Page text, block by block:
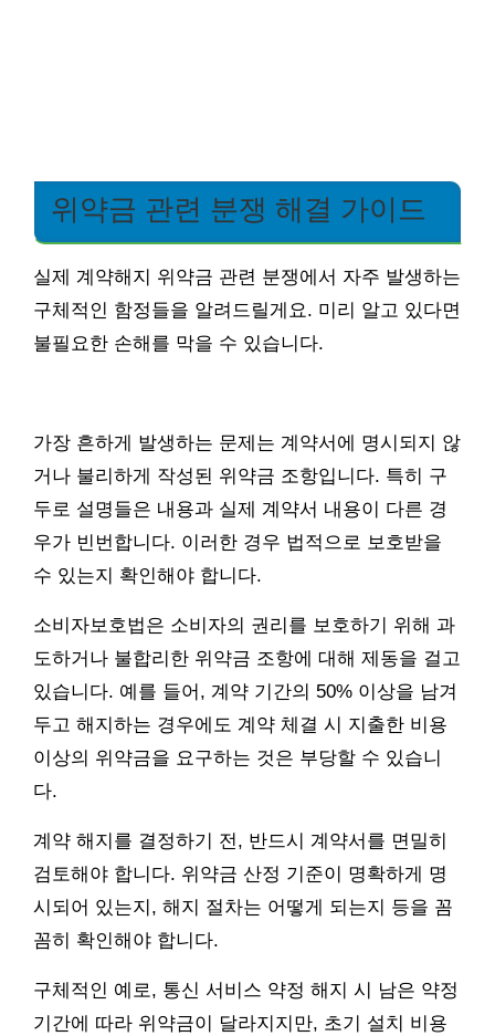
위약금 관련 분쟁 해결 가이드
실제 계약해지 위약금 관련 분쟁에서 자주 발생하는
구체적인 함정들을 알려드릴게요. 미리 알고 있다면
불필요한 손해를 막을 수 있습니다.
가장 흔하게 발생하는 문제는 계약서에 명시되지 않
거나 불리하게 작성된 위약금 조항입니다. 특히 구
두로 설명들은 내용과 실제 계약서 내용이 다른 경
우가 빈번합니다. 이러한 경우 법적으로 보호받을
수 있는지 확인해야 합니다.
소비자보호법은 소비자의 권리를 보호하기 위해 과
도하거나 불합리한 위약금 조항에 대해 제동을 걸고
있습니다. 예를 들어, 계약 기간의 50% 이상을 남겨
두고 해지하는 경우에도 계약 체결 시 지출한 비용
이상의 위약금을 요구하는 것은 부당할 수 있습니
다.
계약 해지를 결정하기 전, 반드시 계약서를 면밀히
검토해야 합니다. 위약금 산정 기준이 명확하게 명
시되어 있는지, 해지 절차는 어떻게 되는지 등을 꼼
꼼히 확인해야 합니다.
구체적인 예로, 통신 서비스 약정 해지 시 남은 약정
기간에 따라 위약금이 달라지지만, 초기 설치 비용